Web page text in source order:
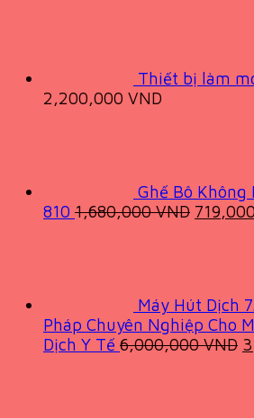
Thiết bị làm
2,200,000 VND
Ghế Bô Không
810 1,680,000VND Original
719,000
Máy Hút Dịch
Pháp Chuyên Nghiệp Cho
Dịch Y Tế 6,000,000VND